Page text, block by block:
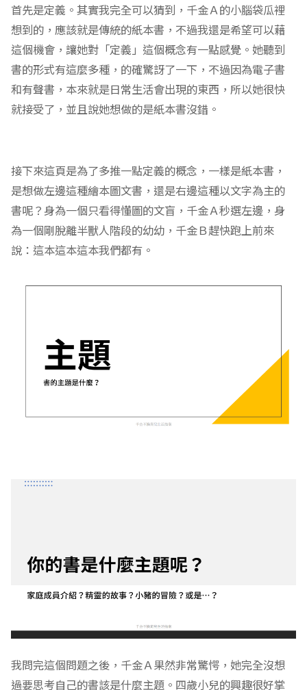
想到的，應該就是傳統的紙本書，不過我還是希望可以藉
這個機會，讓她對「定義」這個概念有一點感覺。她聽到
書的形式有這麼多種，的確驚訝了一下，不過因為電子書
和有聲書，本來就是日常生活會出現的東西，所以她很快
就接受了，並且說她想做的是紙本書沒錯。
是想做左邊這種繪本圖文書，還是右邊這種以文字為主的
書呢？身為一個只看得懂圖的文盲，千金Ａ秒選左邊，身
為一個剛脫離半獸人階段的幼幼，千金Ｂ趕快跑上前來